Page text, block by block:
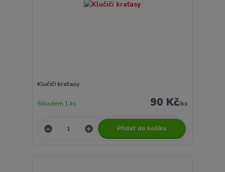
Klučičí kraťasy
90 Kč/ks
Skladem 1 ks
Přidat do košíku